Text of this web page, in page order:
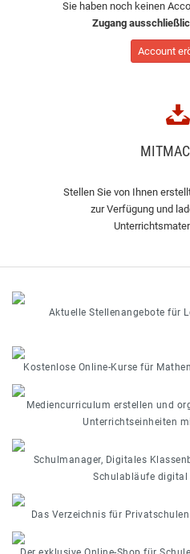
Sie haben noch keinen
Zugang
Account
Stellen Sie von Ihnen
zur Verfügung und
Aktuelle Stellenangebote für
Kostenlose Online-Kurse für
Mediencurriculum erstellen und
Unterrichtseinheiten
Schulmanager, Digitales
Schulabläufe digital
Das Verzeichnis für